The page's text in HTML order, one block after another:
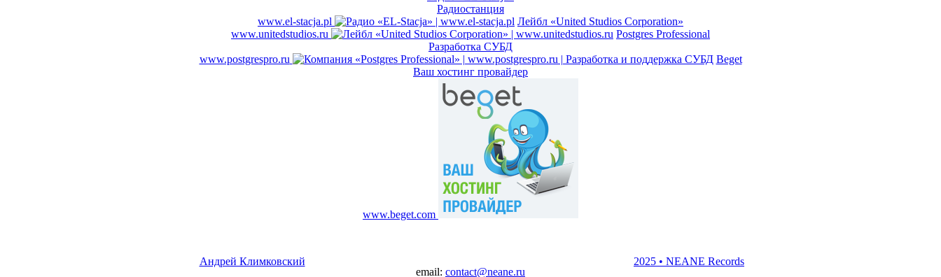
Радиостанция
www.el-stacja.pl
Лейбл «United Studios Corporation»
www.unitedstudios.ru
Postgres Professional
Разработка СУБД
www.postgrespro.ru
Beget
Ваш хостинг провайдер
www.beget.com
Андрей Климковский
email: contact@neane.ru
2025 • NEANE Records